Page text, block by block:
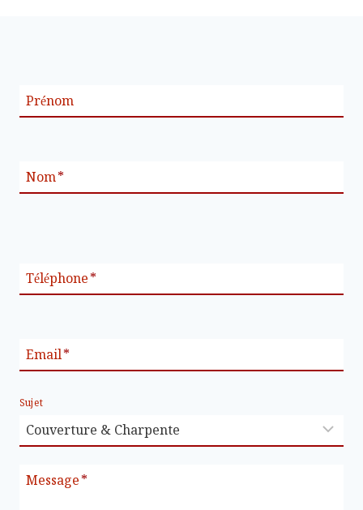
Prénom
Nom *
Téléphone *
Email *
Sujet
Message *